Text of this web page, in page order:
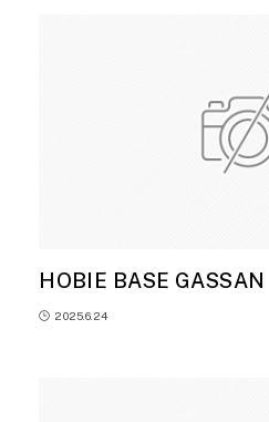
HOBIE BASE GASSAN
2025.6.24